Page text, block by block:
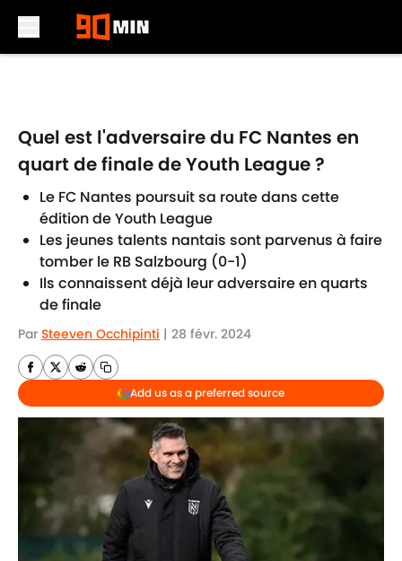
Quel est l'adversaire du FC Nantes en
quart de finale de Youth League ?
Le FC Nantes poursuit sa route dans cette
édition de Youth League
Les jeunes talents nantais sont parvenus à faire
tomber le RB Salzbourg (0-1)
Ils connaissent déjà leur adversaire en quarts
de finale
Par Steeven Occhipinti | 28 févr. 2024
Add us as a preferred source